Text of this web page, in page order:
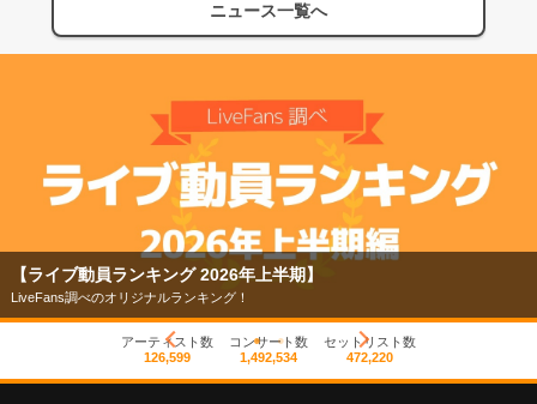
ニュース一覧へ
【ライブ動員ランキング 2026年上半期】
LiveFans調べのオリジナルランキング！
アーティスト数
126,599
コンサート数
1,492,534
セットリスト数
472,220